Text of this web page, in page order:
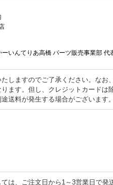
いんてりあ高橋 パーツ販売事業部 代
しますのでご了承ください。なお
ます。但し、クレジットカードは
送料が発生する場合がございます
は、ご注文日から1～3営業日で発